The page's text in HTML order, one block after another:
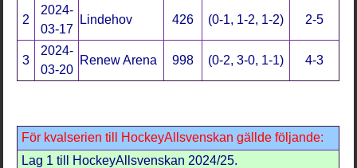
2
2024-
03-17
Lindehov 426 (0-1, 1-2, 1-2) 2-5
3
2024-
03-20
Renew Arena 998 (0-2, 3-0, 1-1) 4-3
För kvalserien till HockeyAllsvenskan gällde följande:
Lag 1 till HockeyAllsvenskan 2024/25.